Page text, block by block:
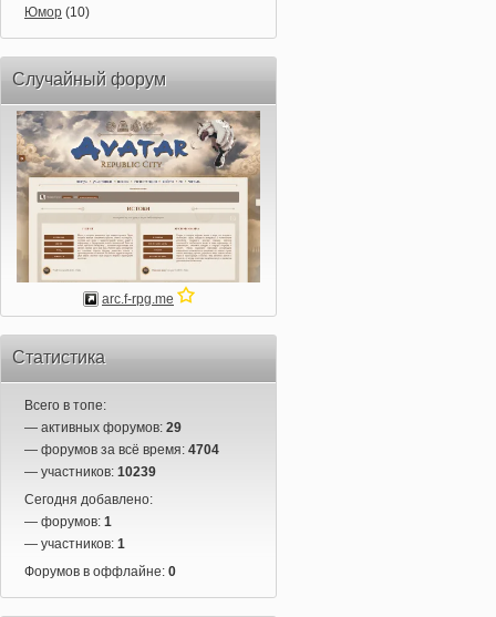
Юмор (10)
Случайный форум
arc.f-rpg.me
Статистика
Всего в топе:
— активных форумов: 29
— форумов за всё время: 4704
— участников: 10239
Сегодня добавлено:
— форумов: 1
— участников: 1
Форумов в оффлайне: 0